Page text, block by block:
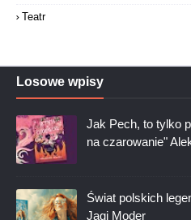
Teatr
Losowe wpisy
Jak Pech, to tylko
na czarowanie"
Świat polskich
Jagi Moder